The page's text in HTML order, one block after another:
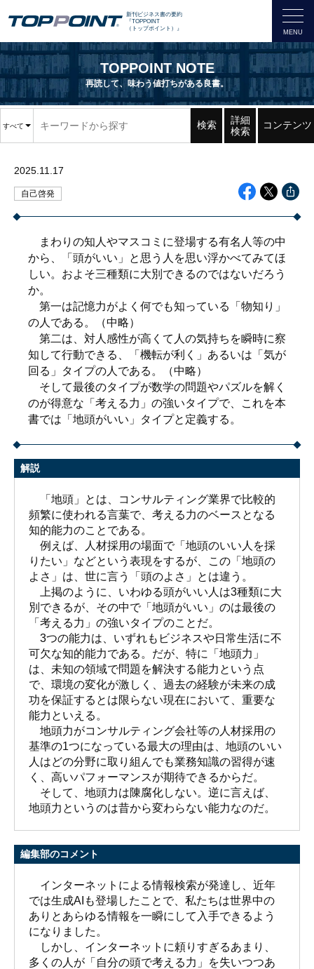
新刊ビジネス書の要約
『TOPPOINT
（トップポイント）』
TOPPOINT NOTE
再読して、味わう値打ちがある良書。
すべて 検索
詳細
検索
コンテンツ
2025.11.17
自己啓発
まわりの知人やマスコミに登場する有名人等の中
から、「頭がいい」と思う人を思い浮かべてみてほ
しい。およそ三種類に大別できるのではないだろう
か。
第一は記憶力がよく何でも知っている「物知り」
の人である。（中略）
第二は、対人感性が高くて人の気持ちを瞬時に察
知して行動できる、「機転が利く」あるいは「気が
回る」タイプの人である。（中略）
そして最後のタイプが数学の問題やパズルを解く
のが得意な「考える力」の強いタイプで、これを本
書では「地頭がいい」タイプと定義する。
解説
「地頭」とは、コンサルティング業界で比較的
頻繁に使われる言葉で、考える力のベースとなる
知的能力のことである。
例えば、人材採用の場面で「地頭のいい人を採
りたい」などという表現をするが、この「地頭の
よさ」は、世に言う「頭のよさ」とは違う。
上掲のように、いわゆる頭がいい人は3種類に大
別できるが、その中で「地頭がいい」のは最後の
「考える力」の強いタイプのことだ。
3つの能力は、いずれもビジネスや日常生活に不
可欠な知的能力である。だが、特に「地頭力」
は、未知の領域で問題を解決する能力という点
で、環境の変化が激しく、過去の経験が未来の成
功を保証するとは限らない現在において、重要な
能力といえる。
地頭力がコンサルティング会社等の人材採用の
基準の1つになっている最大の理由は、地頭のいい
人はどの分野に取り組んでも業務知識の習得が速
く、高いパフォーマンスが期待できるからだ。
そして、地頭力は陳腐化しない。逆に言えば、
地頭力というのは昔から変わらない能力なのだ。
編集部のコメント
インターネットによる情報検索が発達し、近年
では生成AIも登場したことで、私たちは世界中の
ありとあらゆる情報を一瞬にして入手できるよう
になりました。
しかし、インターネットに頼りすぎるあまり、
多くの人が「自分の頭で考える力」を失いつつあ